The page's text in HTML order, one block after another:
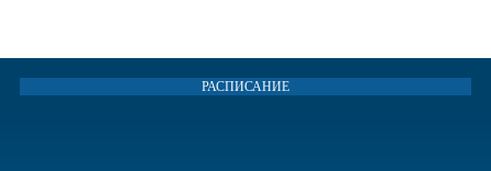
РАСПИСАНИЕ